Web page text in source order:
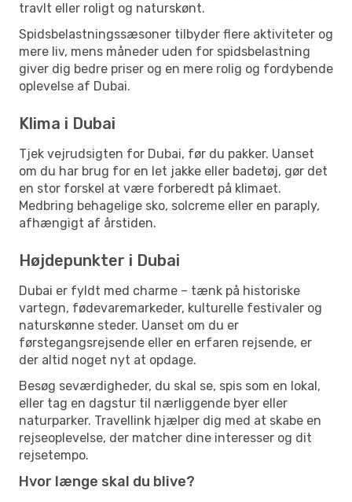
travlt eller roligt og naturskønt.
Spidsbelastningssæsoner tilbyder flere aktiviteter og
mere liv, mens måneder uden for spidsbelastning
giver dig bedre priser og en mere rolig og fordybende
oplevelse af Dubai.
Klima i Dubai
Tjek vejrudsigten for Dubai, før du pakker. Uanset
om du har brug for en let jakke eller badetøj, gør det
en stor forskel at være forberedt på klimaet.
Medbring behagelige sko, solcreme eller en paraply,
afhængigt af årstiden.
Højdepunkter i Dubai
Dubai er fyldt med charme – tænk på historiske
vartegn, fødevaremarkeder, kulturelle festivaler og
naturskønne steder. Uanset om du er
førstegangsrejsende eller en erfaren rejsende, er
der altid noget nyt at opdage.
Besøg seværdigheder, du skal se, spis som en lokal,
eller tag en dagstur til nærliggende byer eller
naturparker. Travellink hjælper dig med at skabe en
rejseoplevelse, der matcher dine interesser og dit
rejsetempo.
Hvor længe skal du blive?